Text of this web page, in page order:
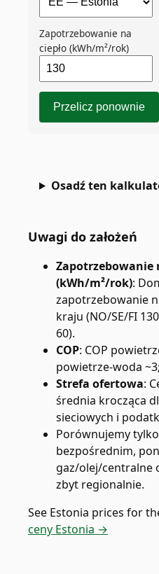
Zapotrzebowanie na
ciepło (kWh/m²/rok)
Przelicz ponownie
Osadź ten
Uwagi do założeń
Zapotrzebowanie
(kWh/m²/rok):
zapotrzebowanie
kraju (NO/SE/FI
60).
COP: COP
powietrze-woda
Strefa ofertowa:
średnia krocząca
sieciowych i
Porównujemy
bezpośrednim,
gaz/olej/centralne
zbyt regionalnie.
See Estonia prices for
ceny Estonia →